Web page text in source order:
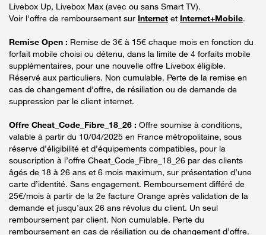
Livebox Up, Livebox Max (avec ou sans Smart TV).
Voir l'offre de remboursement sur Internet et Internet+Mobile.
Remise Open : Remise de 3€ à 15€ chaque mois en fonction du
forfait mobile choisi ou détenu, dans la limite de 4 forfaits mobile
supplémentaires, pour une nouvelle offre Livebox éligible.
Réservé aux particuliers. Non cumulable. Perte de la remise en
cas de changement d'offre, de résiliation ou de demande de
suppression par le client internet.
Offre Cheat_Code_Fibre_18_26 : Offre soumise à conditions,
valable à partir du 10/04/2025 en France métropolitaine, sous
réserve d’éligibilité et d’équipements compatibles, pour la
souscription à l’offre Cheat_Code_Fibre_18_26 par des clients
âgés de 18 à 26 ans et 6 mois maximum, sur présentation d’une
carte d’identité. Sans engagement. Remboursement différé de
25€/mois à partir de la 2e facture Orange après validation de la
demande et jusqu’aux 26 ans révolus du client. Un seul
remboursement par client. Non cumulable. Perte du
remboursement en cas de résiliation ou de changement d’offre.